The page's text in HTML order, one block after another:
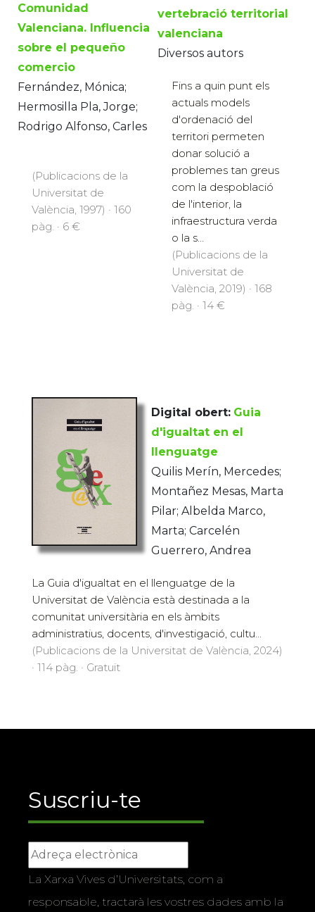
Comunidad
Valenciana. Influencia
sobre el pequeño
comercio
Fernández, Mónica;
Hermosilla Pla, Jorge;
Rodrigo Alfonso, Carles
(Publicacions de la
Universitat de
València, 1997) · 160
pàg. · 6 €
vertebració territorial
valenciana
Diversos autors
Fins a quin punt els
actuals models
d'ordenació del
territori permeten
donar solució a
problemes tan greus
com la despoblació
de l'interior, la
infraestructura verda
o la s...
(Publicacions de la
Universitat de
València, 2019) · 168
pàg. · 14 €
Digital obert: Guia
d'igualtat en el
llenguatge
Quilis Merín, Mercedes;
Montañez Mesas, Marta
Pilar; Albelda Marco,
Marta; Carcelén
Guerrero, Andrea
La Guia d'igualtat en el llenguatge de la
Universitat de València està destinada a la
comunitat universitària en els àmbits
administratius, docents, d'investigació, cultu...
(Publicacions de la Universitat de València, 2024)
· 114 pàg. · Gratuït
Suscriu-te
La Xarxa Vives d’Universitats, com a
responsable, tractarà les vostres dades amb la